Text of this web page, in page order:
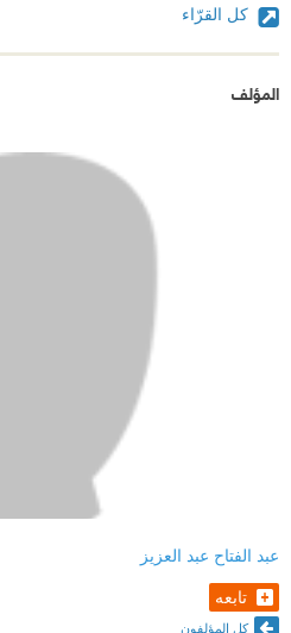
كل القرّاء
المؤلف
عبد الفتاح عبد العزيز
تابعه
كل المؤلفون